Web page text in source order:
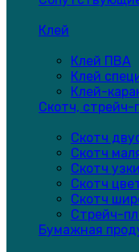
Клей
Клей ПВА
Клей
Клей-
Скотч, стрейч-
Скотч
Скотч
Скотч
Скотч
Скотч
Стрейч-
Бумажная